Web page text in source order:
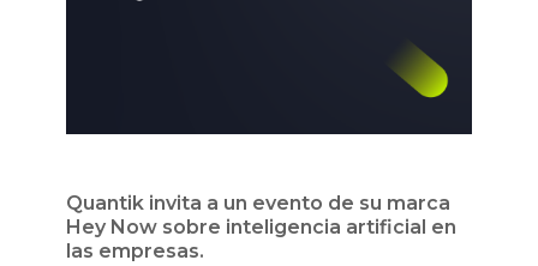
Quantik invita a un evento de su marca
Hey Now sobre inteligencia artificial en
las empresas.